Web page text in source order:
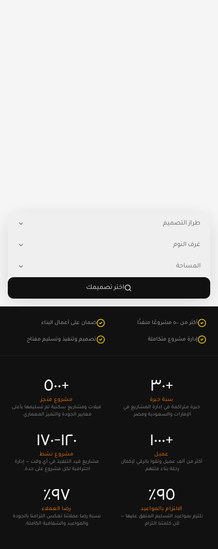
طراز التصميم
غرف النوم
المساحة
اختر تصميمك
أكثر من ٥٠٠ مشروعًا منفذًا ضمان على أعمال البناء
إدارة مشروع متكاملة تصميم وتنفيذ وتسليم مفتاح
+٣٠
سنة خبرة
خبرة متراكمة في إدارة المشاريع في
الإمارات والسعودية ومصر.
+٥٠٠
مشروع منجز
فيلات ومشاريع سكنية تم تسليمها بأعلى
معايير الجودة والتميز المعماري.
+١٠٠٠
عميل
أكثر من ألف عميل وثقوا بالرقي لإكمال
رحلة بناء فللهم.
١٢٠-١٧٠
مشروع نشط
مشاريع قيد التنفيذ في أي وقت — إدارة
احترافية لكل مشروع على حدة.
٩٥٪
الالتزام بالمواعيد
نلتزم بمواعيد التسليم المتفق عليها —
لأن كلمتنا التزام.
٩٧٪
رضا العملاء
نسبة رضا عملائنا تعكس التزامنا بالجودة
والمواعيد والشفافية الكاملة.